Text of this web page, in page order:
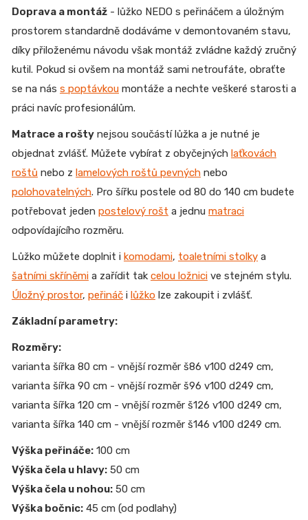
Doprava a montáž - lůžko NEDO s peřináčem a úložným
prostorem standardně dodáváme v demontovaném stavu,
díky přiloženému návodu však montáž zvládne každý zručný
kutil. Pokud si ovšem na montáž sami netroufáte, obraťte
se na nás s poptávkou montáže a nechte veškeré starosti a
práci navíc profesionálům.
Matrace a rošty nejsou součástí lůžka a je nutné je
objednat zvlášť. Můžete vybírat z obyčejných laťkovách
roštů nebo z lamelových roštů pevných nebo
polohovatelných. Pro šířku postele od 80 do 140 cm budete
potřebovat jeden postelový rošt a jednu matraci
odpovídajícího rozměru.
Lůžko můžete doplnit i komodami, toaletními stolky a
šatními skříněmi a zařídit tak celou ložnici ve stejném stylu.
Úložný prostor, peřináč i lůžko lze zakoupit i zvlášť.
Základní parametry:
Rozměry:
varianta šířka 80 cm - vnější rozměr š86 v100 d249 cm,
varianta šířka 90 cm - vnější rozměr š96 v100 d249 cm,
varianta šířka 120 cm - vnější rozměr š126 v100 d249 cm,
varianta šířka 140 cm - vnější rozměr š146 v100 d249 cm.
Výška peřináče: 100 cm
Výška čela u hlavy: 50 cm
Výška čela u nohou: 50 cm
Výška bočnic: 45 cm (od podlahy)